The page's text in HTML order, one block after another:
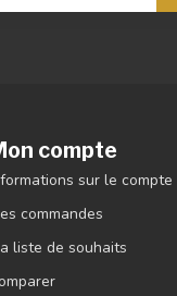
compte
sur le compte
commandes
liste de souhaits